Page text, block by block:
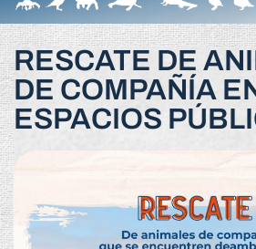
RESCATE DE
DE COMPAÑÍA
ESPACIOS